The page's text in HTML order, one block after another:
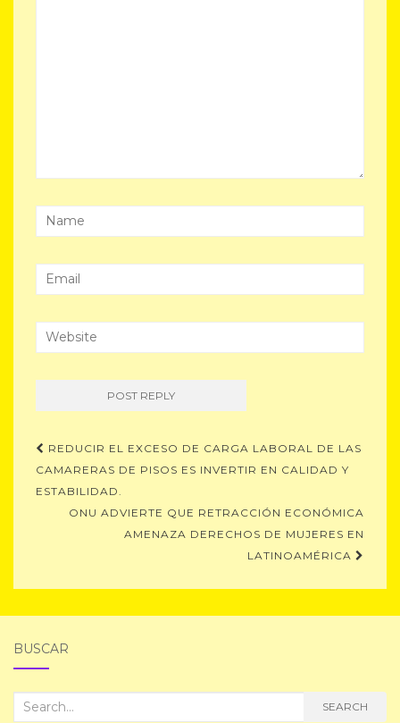
Post
navigation
REDUCIR EL EXCESO DE CARGA LABORAL DE LAS
CAMARERAS DE PISOS ES INVERTIR EN CALIDAD Y
ESTABILIDAD.
ONU ADVIERTE QUE RETRACCIÓN ECONÓMICA
AMENAZA DERECHOS DE MUJERES EN
LATINOAMÉRICA
BUSCAR
Search
SEARCH